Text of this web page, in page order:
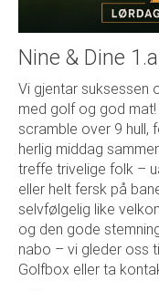
Nine & Dine
Vi gjentar suksessen
med golf og god
scramble over 9 hull,
herlig middag
treffe trivelige folk –
eller helt fersk på
selvfølgelig like
og den gode
nabo – vi gleder oss
Golfbox eller ta